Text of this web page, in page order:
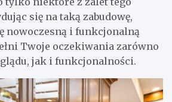
się na taką zabudowę,
nowoczesną i funkcjonalną
Twoje oczekiwania zarówno
jak i funkcjonalności.